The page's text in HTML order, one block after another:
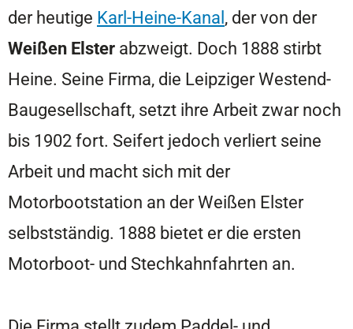
der heutige Karl-Heine-Kanal , der von der
Weißen Elster abzweigt. Doch 1888 stirbt
Heine. Seine Firma, die Leipziger Westend-
Baugesellschaft, setzt ihre Arbeit zwar noch
bis 1902 fort. Seifert jedoch verliert seine
Arbeit und macht sich mit der
Motorbootstation an der Weißen Elster
selbstständig. 1888 bietet er die ersten
Motorboot- und Stechkahnfahrten an.